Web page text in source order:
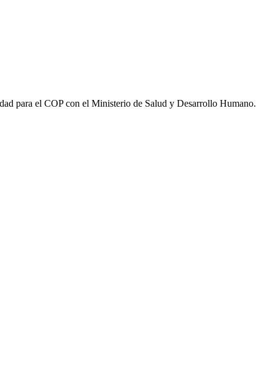
para el COP con el Ministerio de Salud y Desarrollo Humano.